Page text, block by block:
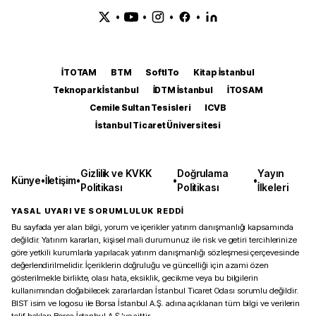
• • • •
İTOTAM BTM SoftITo
Kitap İstanbul
Teknopark İstanbul
İDTM İstanbul
İTOSAM
Cemile Sultan Tesisleri
ICVB
İstanbul Ticaret Üniversitesi
Künye•İletişim•
Gizlilik ve KVKK
Politikası
•
Doğrulama
Politikası
•
Yayın
İlkeleri
YASAL UYARI VE SORUMLULUK REDDİ
Bu sayfada yer alan bilgi, yorum ve içerikler yatırım danışmanlığı kapsamında
değildir. Yatırım kararları, kişisel mali durumunuz ile risk ve getiri tercihlerinize
göre yetkili kurumlarla yapılacak yatırım danışmanlığı sözleşmesi çerçevesinde
değerlendirilmelidir. İçeriklerin doğruluğu ve güncelliği için azami özen
gösterilmekle birlikte, olası hata, eksiklik, gecikme veya bu bilgilerin
kullanımından doğabilecek zararlardan İstanbul Ticaret Odası sorumlu değildir.
BIST isim ve logosu ile Borsa İstanbul A.Ş. adına açıklanan tüm bilgi ve verilerin